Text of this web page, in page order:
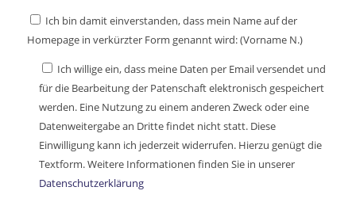
Ich bin damit einverstanden, dass mein Name auf der
Homepage in verkürzter Form genannt wird: (Vorname N.)
Ich willige ein, dass meine Daten per Email versendet und
für die Bearbeitung der Patenschaft elektronisch gespeichert
werden. Eine Nutzung zu einem anderen Zweck oder eine
Datenweitergabe an Dritte findet nicht statt. Diese
Einwilligung kann ich jederzeit widerrufen. Hierzu genügt die
Textform. Weitere Informationen finden Sie in unserer
Datenschutzerklärung